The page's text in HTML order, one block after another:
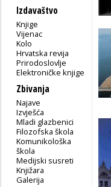
Izdavaštvo
Knjige
Vijenac
Kolo
Hrvatska revija
Prirodoslovlje
Elektroničke knjige
Zbivanja
Najave
Izvješća
Mladi glazbenici
Filozofska škola
Komunikološka
škola
Medijski susreti
Knjižara
Galerija